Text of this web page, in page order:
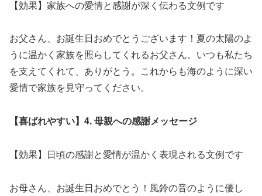
【効果】家族への愛情と感謝が深く伝わる文例です
お父さん、お誕生日おめでとうございます！夏の太陽のよ
うに温かく家族を照らしてくれるお父さん。いつも私たち
を支えてくれて、ありがとう。これからも海のように深い
愛情で家族を見守ってください。
【喜ばれやすい】4. 母親への感謝メッセージ
【効果】日頃の感謝と愛情が温かく表現される文例です
お母さん、お誕生日おめでとう！風鈴の音のように優し